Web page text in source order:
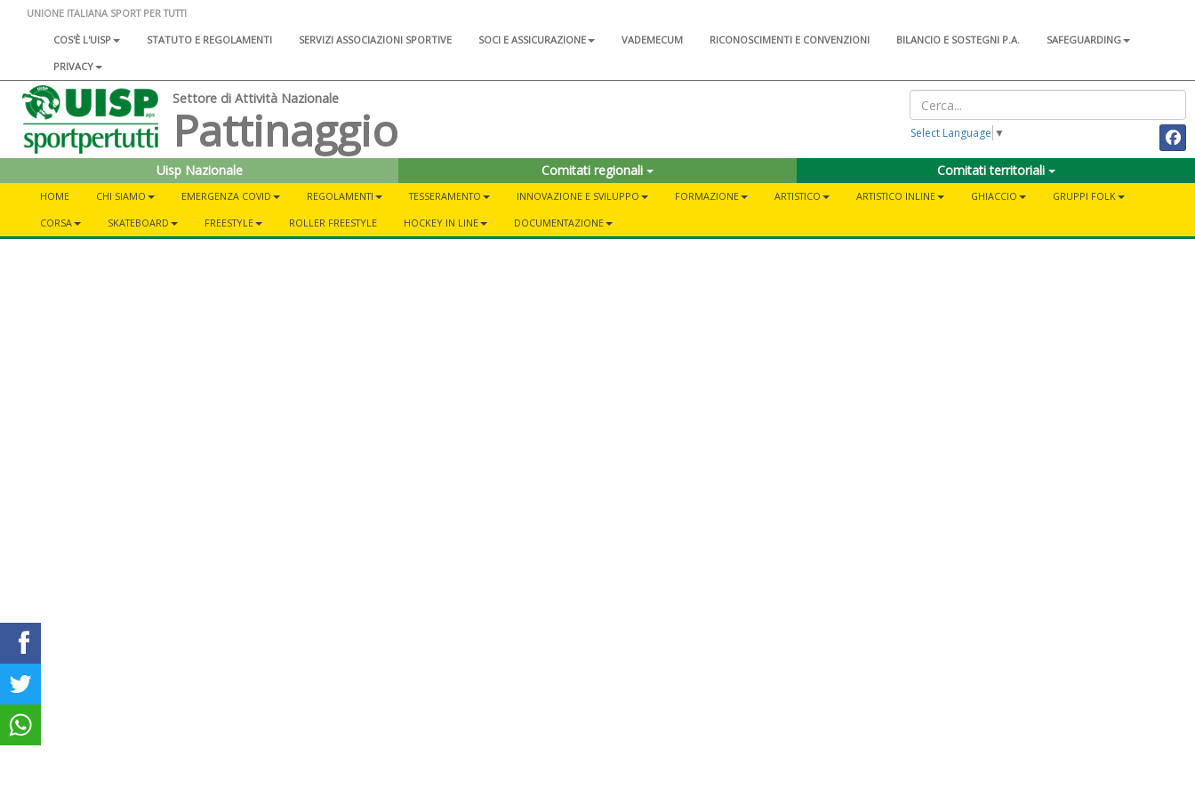
UNIONE ITALIANA SPORT PER TUTTI
COS'È L'UISP
STATUTO E REGOLAMENTI SERVIZI ASSOCIAZIONI SPORTIVE SOCI E ASSICURAZIONE VADEMECUM RICONOSCIMENTI E CONVENZIONI BILANCIO E SOSTEGNI P.A.
SAFEGUARDING
PRIVACY
Settore di Attività Nazionale
Pattinaggio Select Language ▼
Uisp Nazionale Comitati regionali Comitati territoriali
HOME CHI SIAMO EMERGENZA COVID REGOLAMENTI TESSERAMENTO INNOVAZIONE E SVILUPPO FORMAZIONE ARTISTICO ARTISTICO INLINE GHIACCIO
GRUPPI FOLK
CORSA
SKATEBOARD FREESTYLE ROLLER FREESTYLE HOCKEY IN LINE DOCUMENTAZIONE